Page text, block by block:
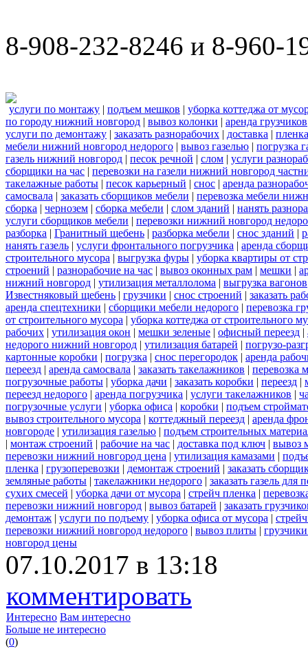
8-908-232-8246 и 8-960-
услуги по монтажу | подъем мешков | уборка коттеджа от
по городу нижний новгород | вывоз колонки | аренда грузчиков
услуги по демонтажу | заказать разнорабочих | доставка | пленка
мебели нижний новгород недорого | вывоз газелью | погрузка
газель нижний новгород | песок речной | слом | услуги
сборщики на час | перевозки на газели нижний новгород
такелажные работы | песок карьерный | снос | аренда
самосвала | заказать сборщиков мебели | перевозка мебели
сборка | чернозем | сборка мебели | слом зданий | нанять
услуги сборщиков мебели | перевозки нижний новгород
разборка | Гранитный щебень | разборка мебели | снос зданий |
нанять газель | услуги фронтального погрузчика | аренда
строительного мусора | выгрузка фуры | уборка квартиры от
строений | разнорабочие на час | вывоз оконных рам | мешки |
нижний новгород | утилизация металлолома | выгрузка вагонов
Известняковый щебень | грузчики | снос строений | заказать
аренда спецтехники | сборщики мебели недорого | перевозка
от строительного мусора | уборка коттеджа от строительного
рабочих | утилизация окон | мешки зеленые | офисный переезд |
недорого нижний новгород | утилизация батарей | погрузо-
картонные коробки | погрузка | снос перегородок | аренда
переезд | аренда самосвала | заказать такелажников | перевозка
погрузочные работы | уборка дачи | заказать коробки | переезд |
переезд недорого | аренда погрузчика | услуги такелажников |
погрузочные услуги | уборка офиса | коробки | подъем
вывоз строительного мусора | коттеджный переезд | аренда
новгороде | утилизация газелью | подъем строительных
| монтаж строений | рабочие на час | доставка под ключ | вывоз
перевозки нижний новгород цена | утилизация камазами |
пленка | грузоперевозки | демонтаж строений | заказать
земляные работы | такелажники недорого | заказать газель
сухих смесей | уборка дачи от мусора | стрейч пленка |
перевозки нижний новгород | вывоз батарей | заказать
демонтаж | услуги по подъему | уборка офиса от мусора |
перевозки нижний новгород недорого | вывоз плиты |
новгород цены
07.10.2017 в 13:18
комментировать
Интересно Вам интересно
Больше не интересно
(0)